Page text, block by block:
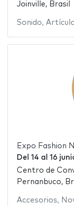
Joinville, Brasil
Sonido,
Expo Fashion
Del 14 al 16
Centro de
Pernanbuco,
Accesorios,